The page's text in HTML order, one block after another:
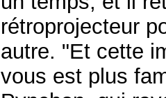
rétroprojecteur
autre. "Et cette
vous est plus